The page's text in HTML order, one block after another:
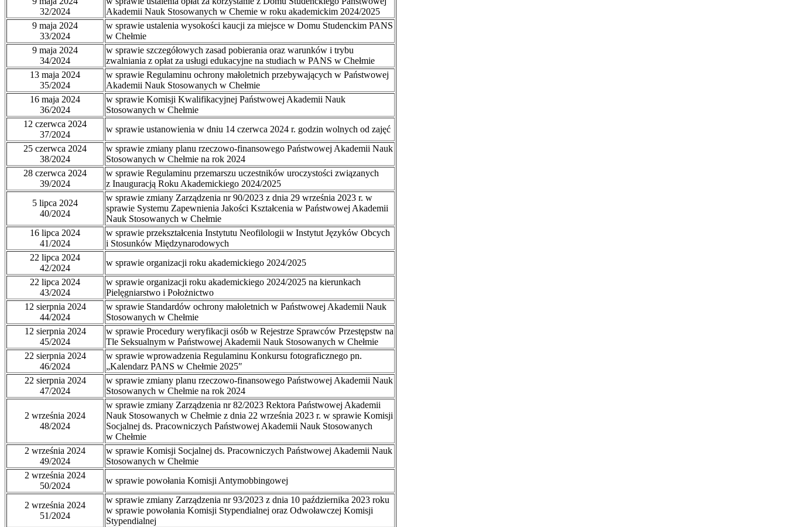
32/2024
Akademii Nauk Stosowanych w Chemie w roku akademickim 2024/2025
9 maja 2024
33/2024
w sprawie ustalenia wysokości kaucji za miejsce w Domu Studenckim PANS
w Chełmie
9 maja 2024
34/2024
w sprawie szczegółowych zasad pobierania oraz warunków i trybu
zwalniania z opłat za usługi edukacyjne na studiach w PANS w Chełmie
13 maja 2024
35/2024
w sprawie Regulaminu ochrony małoletnich przebywających w Państwowej
Akademii Nauk Stosowanych w Chełmie
16 maja 2024
36/2024
w sprawie Komisji Kwalifikacyjnej Państwowej Akademii Nauk
Stosowanych w Chełmie
12 czerwca 2024
37/2024
w sprawie ustanowienia w dniu 14 czerwca 2024 r. godzin wolnych od zajęć
25 czerwca 2024
38/2024
w sprawie zmiany planu rzeczowo-finansowego Państwowej Akademii Nauk
Stosowanych w Chełmie na rok 2024
28 czerwca 2024
39/2024
w sprawie Regulaminu przemarszu uczestników uroczystości związanych
z Inauguracją Roku Akademickiego 2024/2025
5 lipca 2024
40/2024
w sprawie zmiany Zarządzenia nr 90/2023 z dnia 29 września 2023 r. w
sprawie Systemu Zapewnienia Jakości Kształcenia w Państwowej Akademii
Nauk Stosowanych w Chełmie
16 lipca 2024
41/2024
w sprawie przekształcenia Instytutu Neofilologii w Instytut Języków Obcych
i Stosunków Międzynarodowych
22 lipca 2024
42/2024
w sprawie organizacji roku akademickiego 2024/2025
22 lipca 2024
43/2024
w sprawie organizacji roku akademickiego 2024/2025 na kierunkach
Pielęgniarstwo i Położnictwo
12 sierpnia 2024
44/2024
w sprawie Standardów ochrony małoletnich w Państwowej Akademii Nauk
Stosowanych w Chełmie
12 sierpnia 2024
45/2024
w sprawie Procedury weryfikacji osób w Rejestrze Sprawców Przestępstw na
Tle Seksualnym w Państwowej Akademii Nauk Stosowanych w Chełmie
22 sierpnia 2024
46/2024
w sprawie wprowadzenia Regulaminu Konkursu fotograficznego pn.
„Kalendarz PANS w Chełmie 2025″
22 sierpnia 2024
47/2024
w sprawie zmiany planu rzeczowo-finansowego Państwowej Akademii Nauk
Stosowanych w Chełmie na rok 2024
2 września 2024
48/2024
w sprawie zmiany Zarządzenia nr 82/2023 Rektora Państwowej Akademii
Nauk Stosowanych w Chełmie z dnia 22 września 2023 r. w sprawie Komisji
Socjalnej ds. Pracowniczych Państwowej Akademii Nauk Stosowanych
w Chełmie
2 września 2024
49/2024
w sprawie Komisji Socjalnej ds. Pracowniczych Państwowej Akademii Nauk
Stosowanych w Chełmie
2 września 2024
50/2024
w sprawie powołania Komisji Antymobbingowej
2 września 2024
51/2024
w sprawie zmiany Zarządzenia nr 93/2023 z dnia 10 października 2023 roku
w sprawie powołania Komisji Stypendialnej oraz Odwoławczej Komisji
Stypendialnej